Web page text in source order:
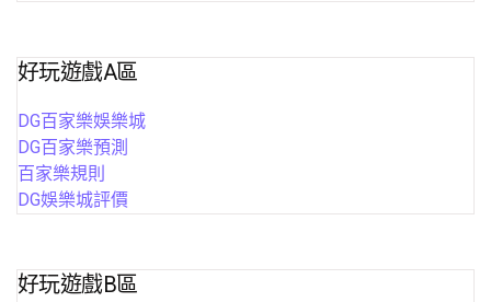
好玩遊戲A區
DG百家樂娛樂城
DG百家樂預測
百家樂規則
DG娛樂城評價
好玩遊戲B區